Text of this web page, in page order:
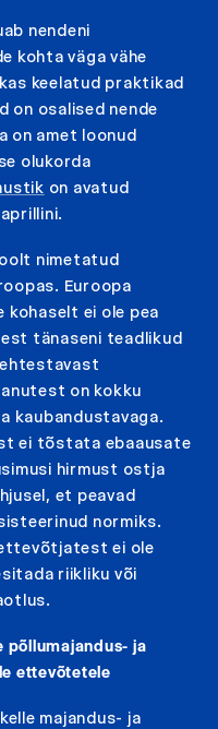
nendeni
kohta väga vähe
keelatud praktikad
on osalised nende
on amet loonud
olukorda
on avatud
nimetatud
Euroopa
kohaselt ei ole pea
tänaseni teadlikud
on kokku
kaubandustavaga.
ei tõstata ebaausate
hirmust ostja
et peavad
normiks.
ei ole
riikliku või
põllumajandus- ja
ettevõtetele
majandus- ja